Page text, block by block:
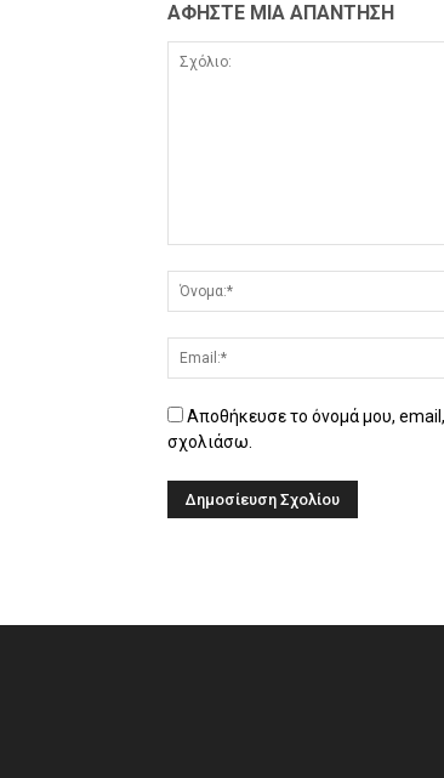
ΑΦΗΣΤΕ ΜΙΑ ΑΠΑΝΤΗΣΗ
Αποθήκευσε το όνομά μου,
σχολιάσω.